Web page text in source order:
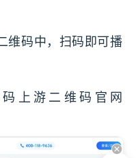
维码中，扫码即可播
上游二维码官网